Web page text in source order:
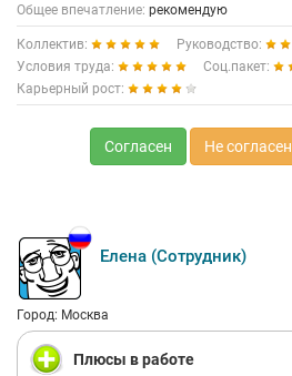
Общее впечатление: рекомендую
Коллектив:
Руководство:
Условия труда:
Соц.пакет:
Карьерный рост:
Согласен Не согласен
Елена (Сотрудник)
Город: Москва
Плюсы в работе